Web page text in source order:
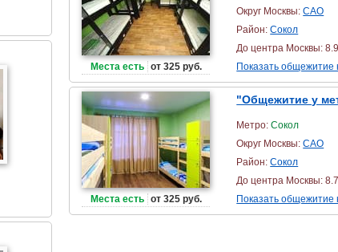
Места есть от 325 руб.
Округ Москвы:САО
Район:Сокол
До центра Москвы:
Показать общежитие
"Общежитие у
Места есть от 325 руб.
Метро:Сокол
Округ Москвы:САО
Район:Сокол
До центра Москвы:
Показать общежитие